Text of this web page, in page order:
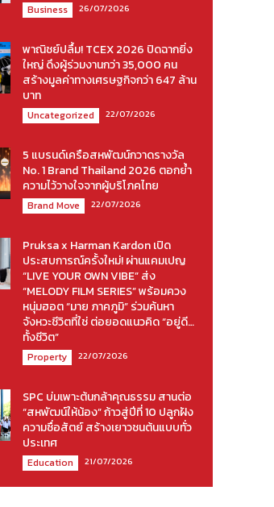
Business 26/07/2026
พาณิชย์ปลื้ม! TCEX 2026 ปิดฉากยิ่ง
ใหญ่ ดึงผู้ร่วมงานกว่า 35,000 คน
สร้างมูลค่าทางเศรษฐกิจกว่า 647 ล้าน
บาท
Uncategorized 22/07/2026
5 แบรนด์เครือสหพัฒน์กวาดรางวัล
No. 1 Brand Thailand 2026 ตอกย้ำ
ความไว้วางใจจากผู้บริโภคไทย
Brand Move 22/07/2026
Pruksa x Harman Kardon เปิด
ประสบการณ์ครั้งใหม่! ผ่านแคมเปญ
“LIVE YOUR OWN VIBE” ส่ง
“MELODY FILM SERIES” พร้อมควง
หนุ่มฮอต “มาย ภาคภูมิ” ร่วมค้นหา
จังหวะชีวิตที่ใช่ ต่อยอดแนวคิด “อยู่ดี…
ทั้งชีวิต”
Property 22/07/2026
SPC บ่มเพาะต้นกล้าคุณธรรม สานต่อ
“สหพัฒน์ให้น้อง” ก้าวสู่ปีที่ 10 ปลูกฝัง
ความซื่อสัตย์ สร้างเยาวชนต้นแบบทั่ว
ประเทศ
Education 21/07/2026